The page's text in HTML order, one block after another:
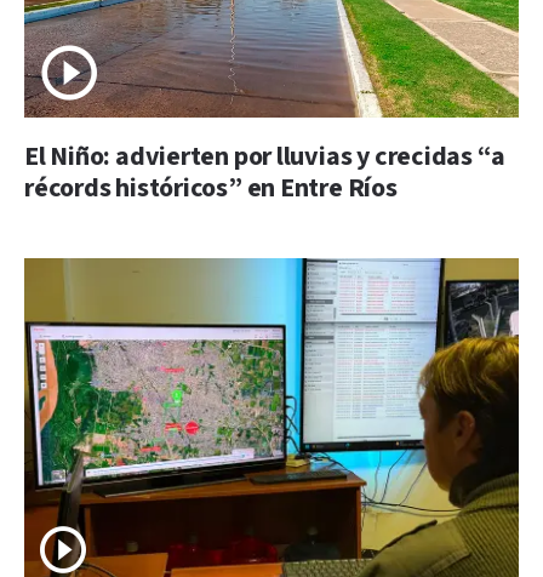
El Niño: advierten por lluvias y crecidas “a
récords históricos” en Entre Ríos